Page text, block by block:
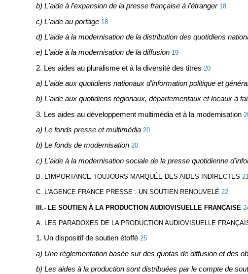
b) L'aide à l'expansion de la presse française à l'étranger 18
c) L'aide au portage 18
d) L'aide à la modernisation de la distribution des quotidiens
e) L'aide à la modernisation de la diffusion 19
2. Les aides au pluralisme et à la diversité des titres 20
a) L'aide aux quotidiens nationaux d'information politique et
b) L'aide aux quotidiens régionaux, départementaux et locaux à
3. Les aides au développement multimédia et à la modernisation
a) Le fonds presse et multimédia 20
b) Le fonds de modernisation 20
c) L'aide à la modernisation sociale de la presse quotidienne
B. L'IMPORTANCE TOUJOURS MARQUÉE DES AIDES INDIRECTES
C. L'AGENCE FRANCE PRESSE : UN SOUTIEN RENOUVELÉ 22
III.- LE SOUTIEN À LA PRODUCTION AUDIOVISUELLE FRANÇAISE
A. LES PARADOXES DE LA PRODUCTION AUDIOVISUELLE
1. Un dispositif de soutien étoffé 25
a) Une réglementation basée sur des quotas de diffusion et des
b) Les aides à la production sont distribuées par le compte de